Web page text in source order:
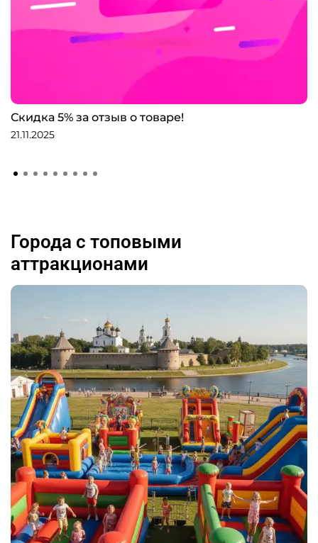
Скидка 5% за отзыв о товаре!
21.11.2025
Города с топовыми
аттракционами